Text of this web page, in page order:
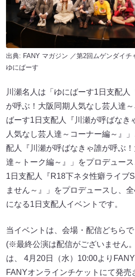
出典: FANY マガジン ／第2回ムゲンダイ
ゆにばーす
川瀬名人は「ゆにばーす1日支配人
が呼ぶ！大阪同期人気なし芸人達
ばーす1日支配人『川瀬が呼ばなき
人気なし芸人達～コーナー編～』
配人『川瀬が呼ばなきゃ誰が呼ぶ
達～トーク編～』」をプロデュー
1日支配人『R18下ネタ性癖ライブ
ません～』」をプロデュースし、
になる1日支配人イベントです。
当イベントは、会場・配信どちらで
(※最終公演は配信がございません
は、 4月20日（水）10:00より
FANYオンラインチケットにて発売